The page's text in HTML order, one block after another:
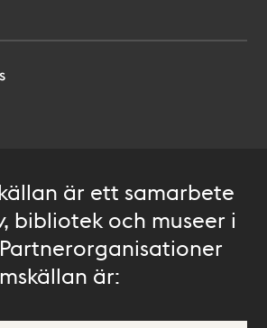
är ett samarbete
bibliotek och museer i
är: